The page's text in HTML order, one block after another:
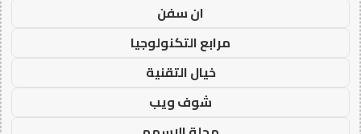
ان سفن
مرابع التكنولوجيا
خيال التقنية
شوف ويب